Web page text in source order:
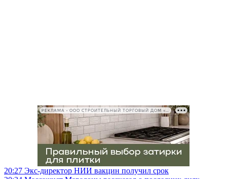
20:27 Экс-директор НИИ вакцин получил срок